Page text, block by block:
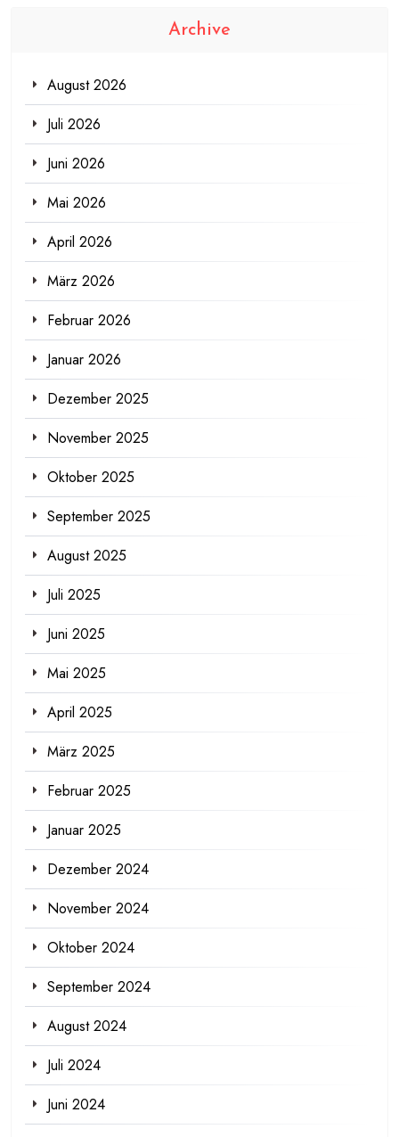
Archive
August 2026
Juli 2026
Juni 2026
Mai 2026
April 2026
März 2026
Februar 2026
Januar 2026
Dezember 2025
November 2025
Oktober 2025
September 2025
August 2025
Juli 2025
Juni 2025
Mai 2025
April 2025
März 2025
Februar 2025
Januar 2025
Dezember 2024
November 2024
Oktober 2024
September 2024
August 2024
Juli 2024
Juni 2024